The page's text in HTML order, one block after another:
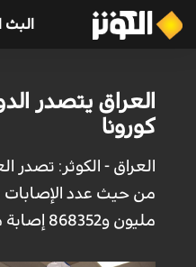
البث
العراق يتصدر
كورونا
العراق - الكوثر: تصدر
من حيث عدد
مليون و868352 إصابة مؤكدة.